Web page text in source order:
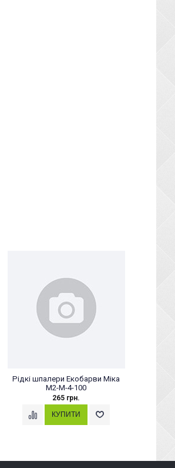
Рідкі шпалери Екобарви Міка
M2-M-4-100
265 грн.